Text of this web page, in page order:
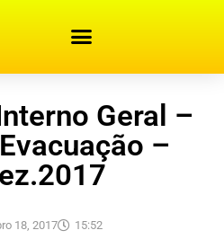
Geral –
–
18, 2017 15:52